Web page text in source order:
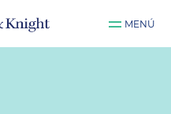
MENÚ